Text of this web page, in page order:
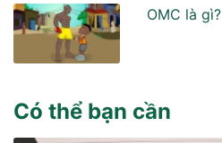
OMC là gì?
Có thể bạn cần